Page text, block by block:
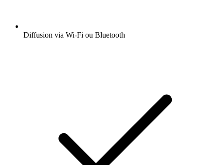
Diffusion via Wi-Fi ou Bluetooth